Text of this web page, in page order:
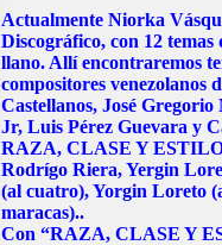
Actualmente Niorka
Discográfico, con 12
llano. Allí encontraremos
compositores
Castellanos, José
Jr, Luis Pérez Guevara y
RAZA, CLASE Y
Rodrígo Riera, Yergin
(al cuatro), Yorgin Loreto
maracas)..
Con “RAZA, CLASE Y